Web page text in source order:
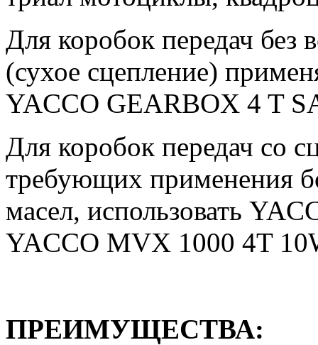
Для коробок передач без
(сухое сцепление)
YACCO GEARBOX 4 T
Для коробок передач со
требующих применения
масел, использовать
YACCO MVX 1000 4T
ПРЕИМУЩЕСТВА: